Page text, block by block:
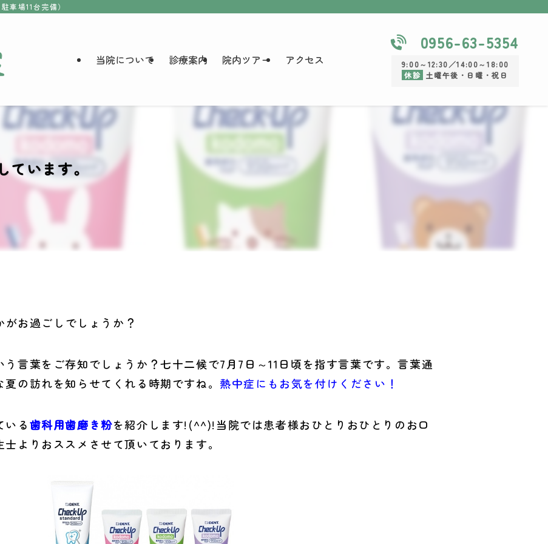
車場11台完備）
当院について 診療案内 院内ツアー アクセス
0956-63-5354
9:00～12:30／14:00～18:00
休診 土曜午後・日曜・祝日
います。
お過ごしでしょうか？
言葉をご存知でしょうか？七十二候で7月7日～11日頃を指す言葉です。言葉通
の訪れを知らせてくれる時期ですね。 熱中症にもお気を付けください！
いる歯科用歯磨き粉を紹介します!(^^)!当院では患者様おひとりおひとりのお口
よりおススメさせて頂いております。